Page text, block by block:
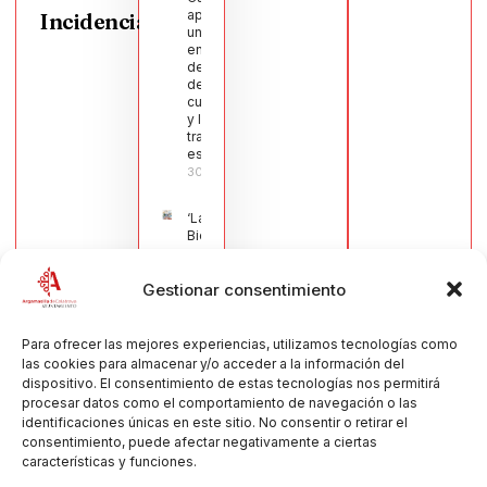
Gestionar consentimiento
Para ofrecer las mejores experiencias, utilizamos tecnologías como
las cookies para almacenar y/o acceder a la información del
dispositivo. El consentimiento de estas tecnologías nos permitirá
procesar datos como el comportamiento de navegación o las
identificaciones únicas en este sitio. No consentir o retirar el
consentimiento, puede afectar negativamente a ciertas
características y funciones.
Incidencias
aprueba
una moción
en defensa
del sector
de la
cuchillería
y la navaja
tradicional
española
30/07/2026
‘La
Bienvenida’,
estampa de
de la Virgen
Muñoz
Muñoz,
anuncia las
Fiestas
Patronales
2026
30/07/2026